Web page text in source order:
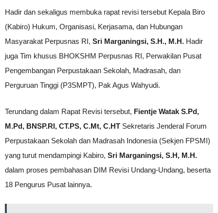
Hadir dan sekaligus membuka rapat revisi tersebut Kepala Biro
(Kabiro) Hukum, Organisasi, Kerjasama, dan Hubungan
Masyarakat Perpusnas RI, Sri Marganingsi, S.H., M.H. Hadir
juga Tim khusus BHOKSHM Perpusnas RI, Perwakilan Pusat
Pengembangan Perpustakaan Sekolah, Madrasah, dan
Perguruan Tinggi (P3SMPT), Pak Agus Wahyudi.
Terundang dalam Rapat Revisi tersebut, Fientje Watak S.Pd,
M.Pd, BNSP.RI, CT.PS, C.Mt, C.HT Sekretaris Jenderal Forum
Perpustakaan Sekolah dan Madrasah Indonesia (Sekjen FPSMI)
yang turut mendampingi Kabiro, Sri Marganingsi, S.H, M.H.
dalam proses pembahasan DIM Revisi Undang-Undang, beserta
18 Pengurus Pusat lainnya.